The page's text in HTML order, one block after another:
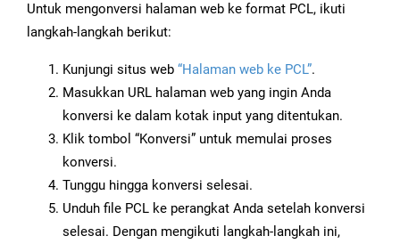
Untuk mengonversi halaman web ke format PCL, ikuti
langkah-langkah berikut:
Kunjungi situs web “Halaman web ke PCL”.
Masukkan URL halaman web yang ingin Anda
konversi ke dalam kotak input yang ditentukan.
Klik tombol “Konversi” untuk memulai proses
konversi.
Tunggu hingga konversi selesai.
Unduh file PCL ke perangkat Anda setelah konversi
selesai. Dengan mengikuti langkah-langkah ini,